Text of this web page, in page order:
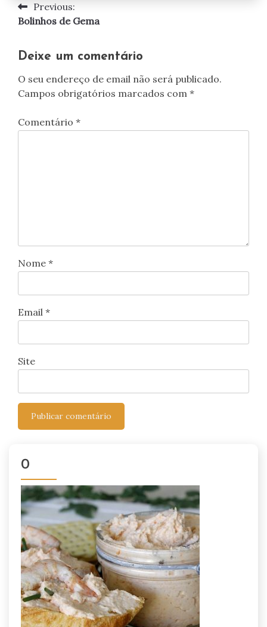
Navegação
artigos
Previous:
Bolinhos de Gema
Deixe um comentário
O seu endereço de email não será publicado.
Campos obrigatórios marcados com *
Comentário *
Nome *
Email *
Site
0